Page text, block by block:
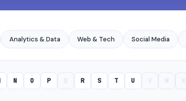
Analytics & Data Web & Tech Social Media
N O P R S T U